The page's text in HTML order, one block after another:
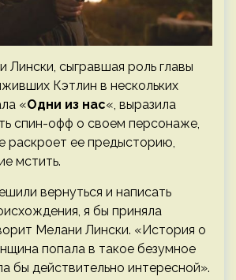
Лински, сыгравшая роль главы
Кэтлин в нескольких
«Одни из нас«, выразила
спин-офф о своем персонаже,
раскроет ее предысторию,
мстить.
вернуться и написать
я бы приняла
Мелани Лински. «История о
попала в такое безумное
бы действительно интересной».